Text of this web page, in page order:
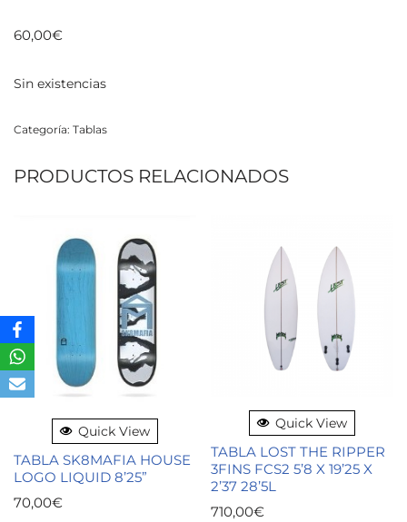
60,00€
Sin existencias
Categoría: Tablas
PRODUCTOS RELACIONADOS
Quick View
TABLA SK8MAFIA HOUSE
LOGO LIQUID 8’25”
70,00€
Quick View
TABLA LOST THE RIPPER
3FINS FCS2 5’8 X 19’25 X
2’37 28’5L
710,00€